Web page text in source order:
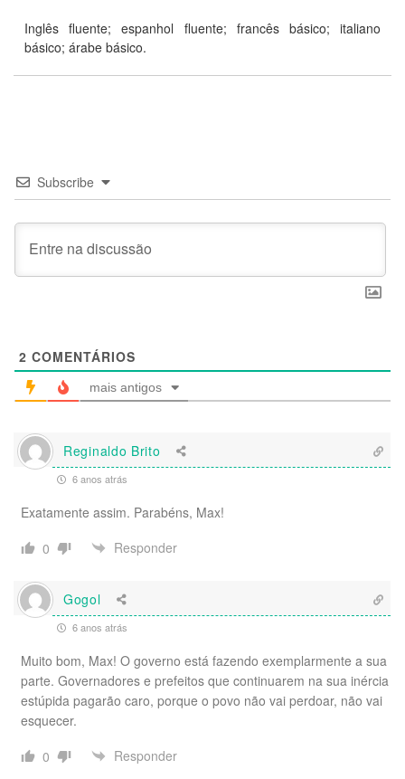
Inglês fluente; espanhol fluente; francês básico; italiano
básico; árabe básico.
Subscribe
2 COMENTÁRIOS
mais antigos
Reginaldo Brito
6 anos atrás
Exatamente assim. Parabéns, Max!
0
Responder
Gogol
6 anos atrás
Muito bom, Max! O governo está fazendo exemplarmente a sua
parte. Governadores e prefeitos que continuarem na sua inércia
estúpida pagarão caro, porque o povo não vai perdoar, não vai
esquecer.
0
Responder